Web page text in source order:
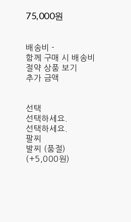
75,000원
배송비 -
함께 구매 시 배송비
절약 상품 보기
추가 금액
선택
선택하세요.
선택하세요.
팔찌
발찌 (품절)
(+5,000원)